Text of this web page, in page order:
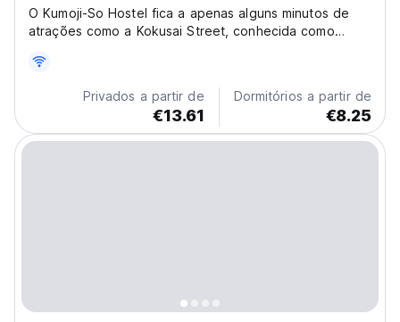
O Kumoji-So Hostel fica a apenas alguns minutos de
atrações como a Kokusai Street, conhecida como
reconstruído pelos americanos após a guerra. É agora
o coração de bares, discotecas, restaurantes e
compras...Privados a partir de
€13.61
Dormitórios a partir de
€8.25